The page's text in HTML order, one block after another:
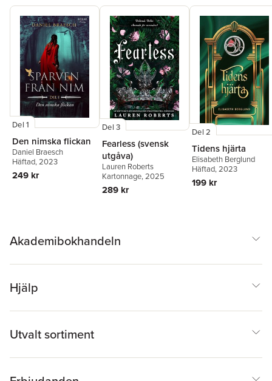
Del 1
Den nimska flickan
Daniel Braesch
Häftad, 2023
249 kr
Del 3
Fearless (svensk
utgåva)
Lauren Roberts
Kartonnage, 2025
289 kr
Del 2
Tidens hjärta
Elisabeth Berglund
Häftad, 2023
199 kr
Akademibokhandeln
Hjälp
Utvalt sortiment